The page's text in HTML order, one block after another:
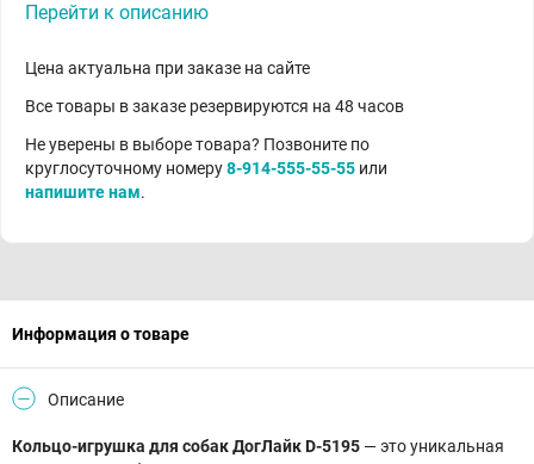
Перейти к описанию
Цена актуальна при заказе на сайте
Все товары в заказе резервируются на 48 часов
Не уверены в выборе товара? Позвоните по
круглосуточному номеру8-914-555-55-55 или
напишите нам.
Информация о товаре
Описание
Кольцо-игрушка для собак ДогЛайк D-5195 — это уникальная